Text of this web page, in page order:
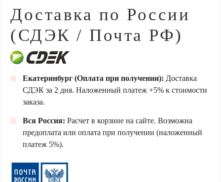
Доставка по России
(СДЭК / Почта РФ)
Екатеринбург (Оплата при получении): Доставка
СДЭК за 2 дня. Наложенный платеж +5% к стоимости
заказа.
Вся Россия: Расчет в корзине на сайте. Возможна
предоплата или оплата при получении (наложенный
платеж 5%).